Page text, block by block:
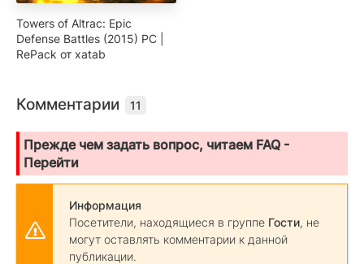
Towers of Altrac: Epic
Defense Battles (2015) PC |
RePack от xatab
Комментарии 11
Прежде чем задать вопрос, читаем FAQ -
Перейти
Информация
Посетители, находящиеся в группе Гости, не
могут оставлять комментарии к данной
публикации.